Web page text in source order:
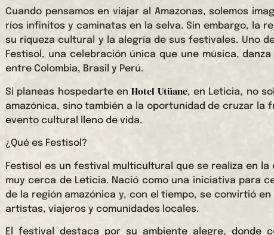
Cuando pensamos en viajar al Amazonas, solemos
ríos infinitos y caminatas en la selva. Sin embargo, la
su riqueza cultural y la alegría de sus festivales. Uno
Festisol, una celebración única que une música,
entre Colombia, Brasil y Perú.
Si planeas hospedarte enHotel Utüane, en Leticia, no
amazónica, sino también a la oportunidad de cruzar la
evento cultural lleno de vida.
¿Qué es Festisol?
Festisol es un festival multicultural que se realiza en la
muy cerca de Leticia. Nació como una iniciativa para
de la región amazónica y, con el tiempo, se convirtió
artistas, viajeros y comunidades locales.
El festival destaca por su ambiente alegre, donde